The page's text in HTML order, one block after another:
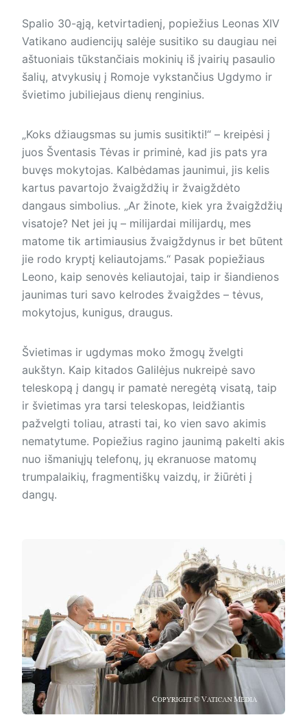
Spalio 30-ąją, ketvirtadienį, popiežius Leonas XIV
Vatikano audiencijų salėje susitiko su daugiau nei
aštuoniais tūkstančiais mokinių iš įvairių pasaulio
šalių, atvykusių į Romoje vykstančius Ugdymo ir
švietimo jubiliejaus dienų renginius.
„Koks džiaugsmas su jumis susitikti!“ – kreipėsi į
juos Šventasis Tėvas ir priminė, kad jis pats yra
buvęs mokytojas. Kalbėdamas jaunimui, jis kelis
kartus pavartojo žvaigždžių ir žvaigždėto
dangaus simbolius. „Ar žinote, kiek yra žvaigždžių
visatoje? Net jei jų – milijardai milijardų, mes
matome tik artimiausius žvaigždynus ir bet būtent
jie rodo kryptį keliautojams.“ Pasak popiežiaus
Leono, kaip senovės keliautojai, taip ir šiandienos
jaunimas turi savo kelrodes žvaigždes – tėvus,
mokytojus, kunigus, draugus.
Švietimas ir ugdymas moko žmogų žvelgti
aukštyn. Kaip kitados Galilėjus nukreipė savo
teleskopą į dangų ir pamatė neregėtą visatą, taip
ir švietimas yra tarsi teleskopas, leidžiantis
pažvelgti toliau, atrasti tai, ko vien savo akimis
nematytume. Popiežius ragino jaunimą pakelti akis
nuo išmaniųjų telefonų, jų ekranuose matomų
trumpalaikių, fragmentiškų vaizdų, ir žiūrėti į
dangų.